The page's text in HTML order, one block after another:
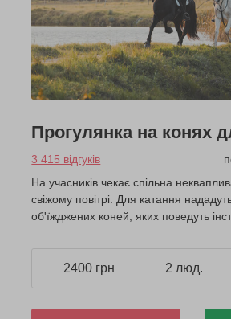
Прогулянка на конях
3 415 відгуків
На учасників чекає спільна
свіжому повітрі. Для катання
об'їжджених коней, яких поведуть
2400 грн 2 люд.